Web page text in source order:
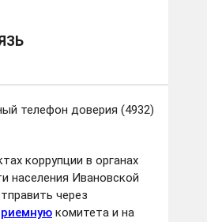
телефон доверия (4932)
коррупции в органах
населения Ивановской
через
комитета и на